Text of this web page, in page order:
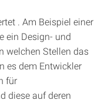
. Am Beispiel einer
ein Design- und
welchen Stellen das
es dem Entwickler
für
diese auf deren